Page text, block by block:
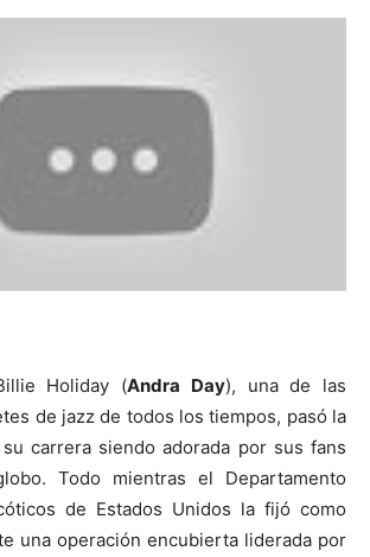
Holiday (Andra Day), una de las
de jazz de todos los tiempos, pasó la
carrera siendo adorada por sus fans
Todo mientras el Departamento
de Estados Unidos la fijó como
una operación encubierta liderada por